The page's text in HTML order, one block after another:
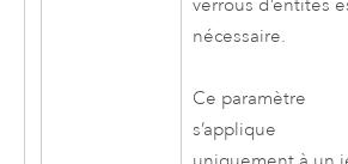
verrous d’entités
nécessaire.
Ce paramètre
s’applique